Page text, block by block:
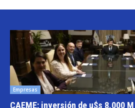
Empresas
CAEME: inversión de u$s 8.000